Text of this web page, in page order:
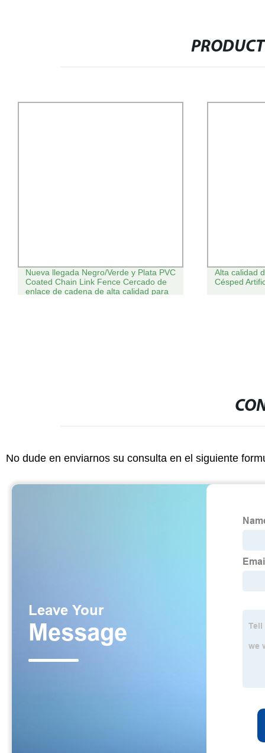
Nueva llegada Negro/Verde y Plata PVC
Coated Chain Link Fence Cercado de
enlace de cadena de alta calidad para
Alta calidad
Césped
No dude en enviarnos su consulta en el siguiente